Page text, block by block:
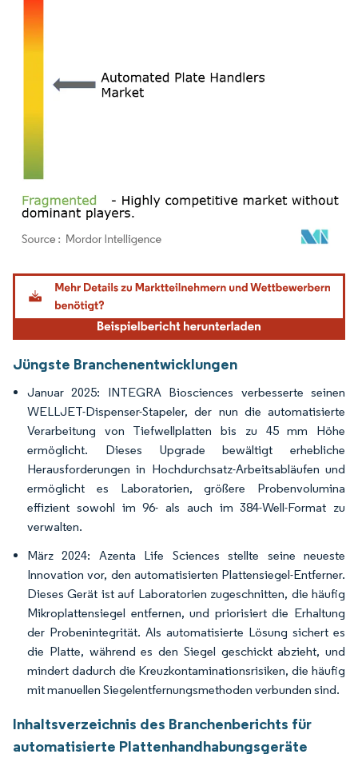
Bild © Mordor Intelligence. Wiederverwendung erfordert Namensnennung gemäß
Jüngste Branchenentwicklungen
Januar 2025: INTEGRA Biosciences verbesserte seinen
WELLJET-Dispenser-Stapeler, der nun die automatisierte
Verarbeitung von Tiefwellplatten bis zu 45 mm Höhe
ermöglicht. Dieses Upgrade bewältigt erhebliche
Herausforderungen in Hochdurchsatz-Arbeitsabläufen und
ermöglicht es Laboratorien, größere Probenvolumina
effizient sowohl im 96- als auch im 384-Well-Format zu
verwalten.
März 2024: Azenta Life Sciences stellte seine neueste
Innovation vor, den automatisierten Plattensiegel-Entferner.
Dieses Gerät ist auf Laboratorien zugeschnitten, die häufig
Mikroplattensiegel entfernen, und priorisiert die Erhaltung
der Probenintegrität. Als automatisierte Lösung sichert es
die Platte, während es den Siegel geschickt abzieht, und
mindert dadurch die Kreuzkontaminationsrisiken, die häufig
mit manuellen Siegelentfernungsmethoden verbunden sind.
Inhaltsverzeichnis des Branchenberichts für
automatisierte Plattenhandhabungsgeräte